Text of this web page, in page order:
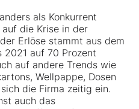
als Konkurrent
die Krise in der
Erlöse stammt aus dem
2021 auf 70 Prozent
auf andere Trends wie
Wellpappe, Dosen
die Firma zeitig ein.
auch das